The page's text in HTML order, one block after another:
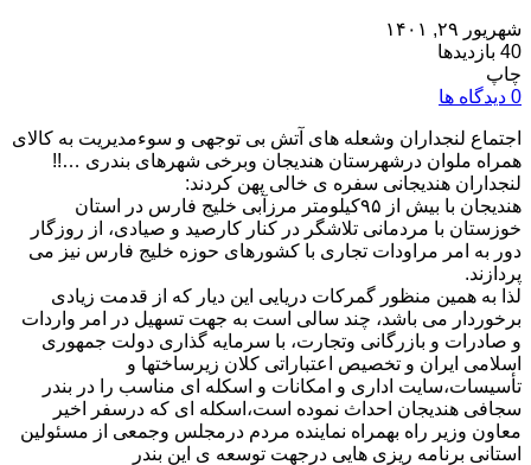
شهریور ۲۹, ۱۴۰۱
40 بازدیدها
چاپ
0 دیدگاه ها
اجتماع لنجداران وشعله های آتش بی توجهی و سوءمدیریت به کالای
همراه ملوان درشهرستان هندیجان وبرخی شهرهای بندری …!!
لنجداران هندیجانی سفره ی خالی پهن کردند:
هندیجان با بیش از ۹۵کیلومتر مرزآبی خلیج فارس در استان
خوزستان با مردمانی تلاشگر در کنار کارصید‌ و صیادی، از روزگار
دور به امر مراودات تجاری با کشورهای حوزه خلیج فارس نیز می
پردازند.
لذا به همین منظور گمرکات دریایی این دیار که از قدمت زیادی
برخوردار می باشد، چند سالی است به جهت تسهیل در امر واردات
و صادرات و بازرگانی وتجارت، با سرمایه گذاری دولت جمهوری
اسلامی ایران و تخصیص اعتباراتی کلان زیرساختها و
تأسیسات،سایت اداری و امکانات و اسکله ای مناسب را در بندر
سجافی هندیجان احداث نموده است،اسکله ای که درسفر اخیر
معاون وزیر راه بهمراه نماینده مردم درمجلس وجمعی از مسئولین
استانی برنامه ریزی هایی درجهت توسعه ی این بندر